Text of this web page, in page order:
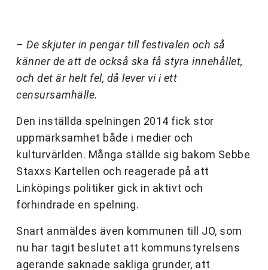
– De skjuter in pengar till festivalen och så
känner de att de också ska få styra innehållet,
och det är helt fel, då lever vi i ett
censursamhälle.
Den inställda spelningen 2014 fick stor
uppmärksamhet både i medier och
kulturvärlden. Många ställde sig bakom Sebbe
Staxxs Kartellen och reagerade på att
Linköpings politiker gick in aktivt och
förhindrade en spelning.
Snart anmäldes även kommunen till JO, som
nu har tagit beslutet att kommunstyrelsens
agerande saknade sakliga grunder, att